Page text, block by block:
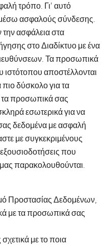
τρόπο. Γι' αυτό
ασφαλούς σύνδεσης.
ασφάλεια στα
στο Διαδίκτυο με ένα
Τα προσωπικά
αποστέλλονται
δύσκολο για τα
προσωπικά σας
εσωτερικά για να
δεδομένα με ασφαλή
με συγκεκριμένους
που
παρακολουθούνται.
Προστασίας Δεδομένων,
με τα προσωπικά σας
με το ποια